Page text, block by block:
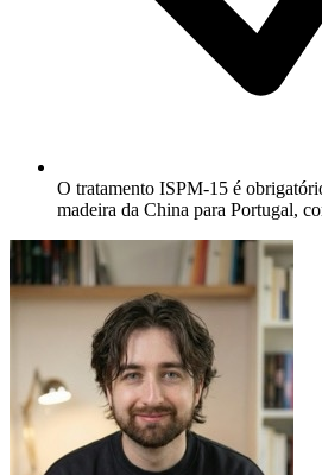
O tratamento ISPM-15 é
madeira da China para Portugal,